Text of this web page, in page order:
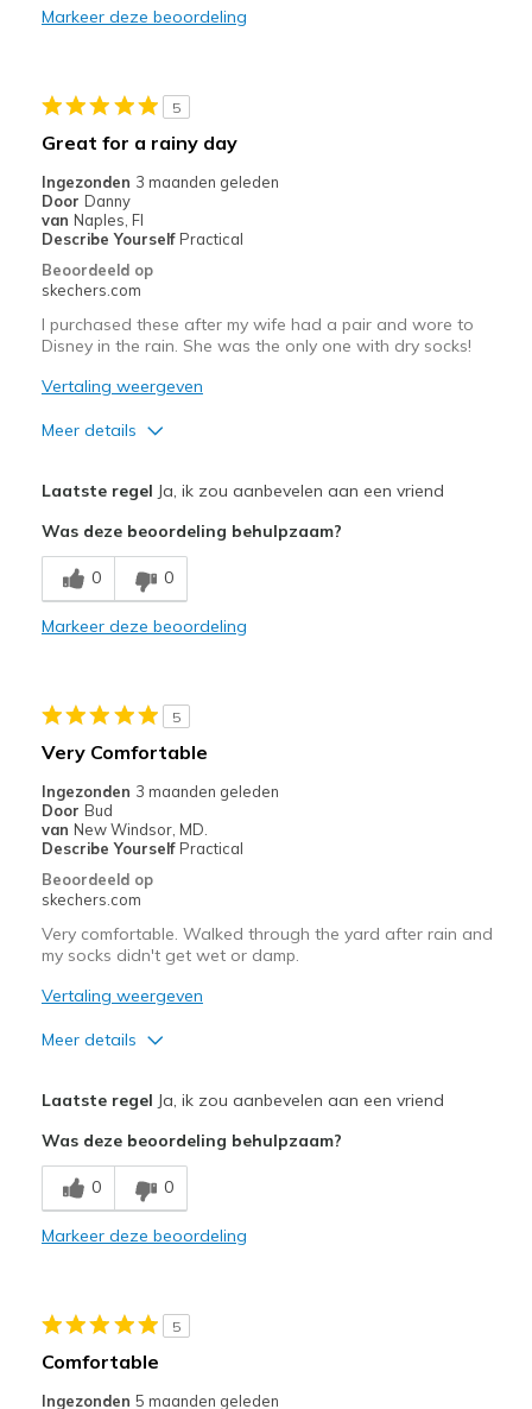
Casual Wear
Width
Sizing
Feels true to size
View On Shoes
Markeer deze beoordeling
5
Great for a rainy day
Ingezonden 3 maanden geleden
Door Danny
van Naples, Fl
Describe Yourself Practical
Beoordeeld op
skechers.com
I purchased these after my wife had a pair and wore to
Disney in the rain. She was the only one with dry socks!
Vertaling weergeven
Meer details
Durable
Water proof
Travel
Width
Feels true to width
Sizing
View On Shoes
I'm Into Shoes
Laatste regel Ja, ik zou aanbevelen aan een vriend
Was deze beoordeling behulpzaam?
0 0
Markeer deze beoordeling
5
Very Comfortable
Ingezonden 3 maanden geleden
Door Bud
van New Windsor, MD.
Describe Yourself Practical
Beoordeeld op
skechers.com
Very comfortable. Walked through the yard after rain and
my socks didn't get wet or damp.
Vertaling weergeven
Meer details
Breathe Well
Comfortable
Beste toepassingen
Laatste regel Ja, ik zou aanbevelen aan een vriend
Was deze beoordeling behulpzaam?
0 0
Markeer deze beoordeling
5
Comfortable
Ingezonden 5 maanden geleden